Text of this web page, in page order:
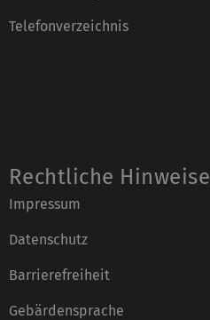
Telefonverzeichnis
Rechtliche Hinweise
Impressum
Datenschutz
Barrierefreiheit
Gebärdensprache